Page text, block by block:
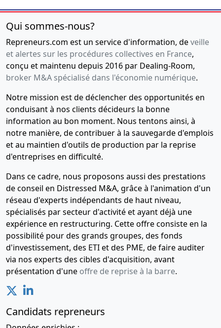
25-
07-
2017
Clôture au
31/12/2012
comptable
2002
Certificat
Qui sommes-nous?
Repreneurs.com est un service d'information, deveille
et alertes sur les procédures collectives en France,
conçu et maintenu depuis 2016 par Dealing-Room,
broker M&A spécialisé dans l'économie numérique.
Notre mission est de déclencher des opportunités en
conduisant à nos clients décideurs la bonne
information au bon moment. Nous tentons ainsi, à
notre manière, de contribuer à la sauvegarde d'emplois
et au maintien d'outils de production par la reprise
d'entreprises en difficulté.
Dans ce cadre, nous proposons aussi des prestations
de conseil en Distressed M&A, grâce à l'animation d'un
réseau d'experts indépendants de haut niveau,
spécialisés par secteur d'activité et ayant déjà une
expérience en restructuring. Cette offre consiste en la
possibilité pour des grands groupes, des fonds
d'investissement, des ETI et des PME, de faire auditer
via nos experts des cibles d'acquisition, avant
présentation d'une offre de reprise à la barre.
Candidats repreneurs